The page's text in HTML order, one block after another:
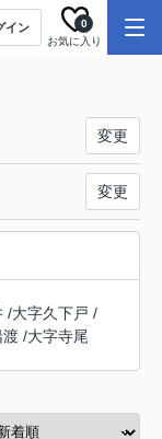
イン
お気に入り
0
変更
変更
/大字久下戸 /
渡 /大字寺尾